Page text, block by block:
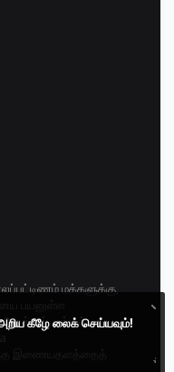
மக்களுக்கு,
நோக்கில், மக்கள்
கீழே லைக் செய்யவும்!